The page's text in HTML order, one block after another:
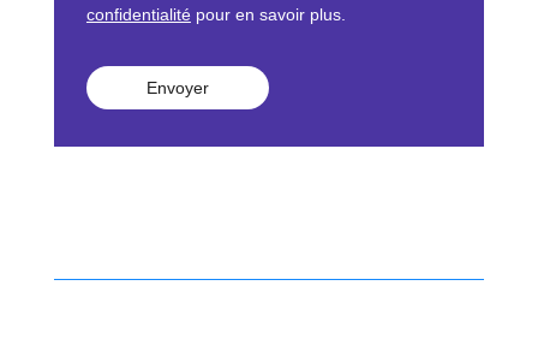
confidentialitépour en savoir plus.
Envoyer